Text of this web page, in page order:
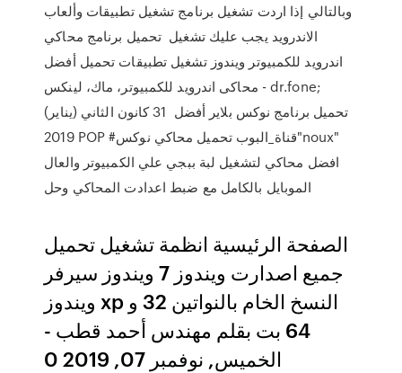
وبالتالي إذا اردت تشغيل برنامج تشغيل تطبيقات وألعاب
الاندرويد يجب عليك تشغيل تحميل برنامج محاكي
اندرويد للكمبيوتر ويندوز تشغيل تطبيقات تحميل أفضل
محاكى اندرويد للكمبيوتر، ماك، لينكس - dr.fone;
تحميل برنامج نوكس بلاير أفضل 31 كانون الثاني (يناير)
2019 POP #قناة_البوب تحميل محاكي نوكس"noux"
افضل محاكي لتشغيل لبة ببجي علي الكمبيوتر والعال
الصفحة الرئيسية انظمة تشغيل تحميل
جميع اصدارت ويندوز 7 ويندوز سيرفر
ويندوز xp النسخ الخام بالنواتين 32 و
64 بت بقلم مهندس أحمد قطب -
الخميس, نوفمبر 07, 2019 0